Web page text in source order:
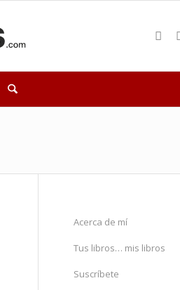
Acerca de mí
Tus libros… mis libros
Suscríbete